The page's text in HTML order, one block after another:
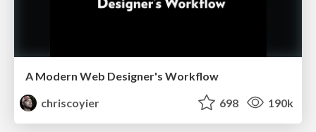
A Modern Web Designer's Workflow
chriscoyier
698 190k